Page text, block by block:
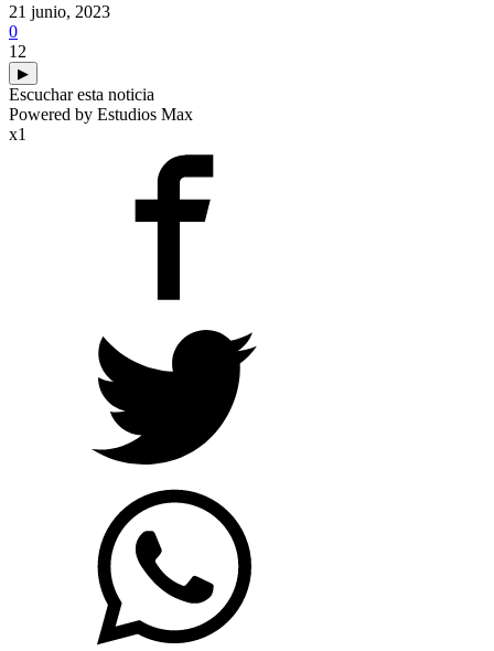
21 junio, 2023
0
12
▶
Escuchar esta noticia
Powered by Estudios Max
x1